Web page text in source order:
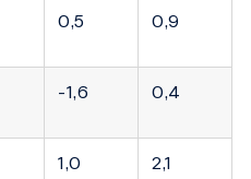
0,5 0,9
-1,6 0,4
1,0 2,1